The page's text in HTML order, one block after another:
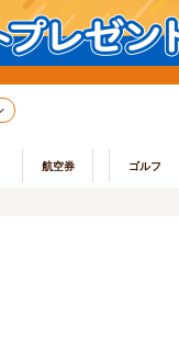
航空券 ゴルフ